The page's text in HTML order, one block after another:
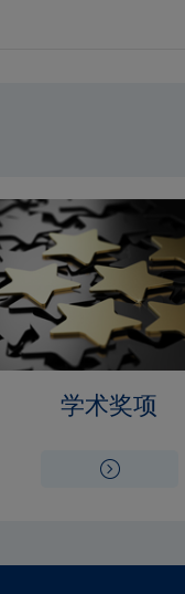
学术奖项